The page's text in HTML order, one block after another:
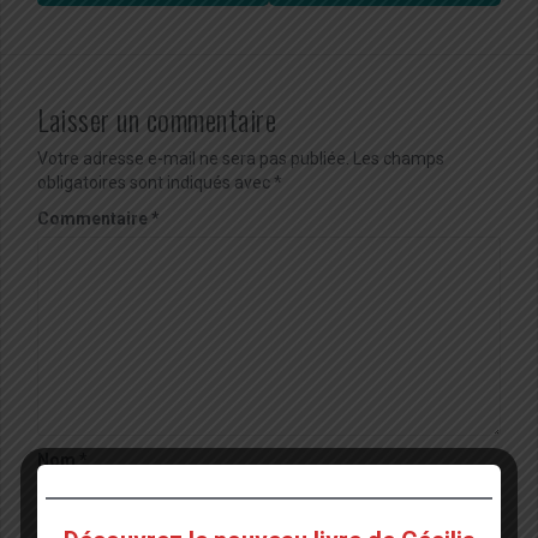
Laisser un commentaire
Votre adresse e-mail ne sera pas publiée. Les champs
obligatoires sont indiqués avec*
Commentaire*
Nom*